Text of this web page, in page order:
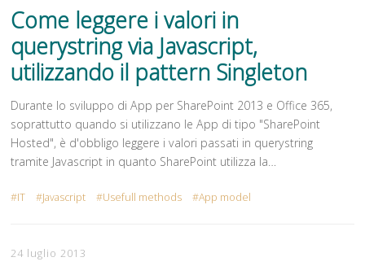
Come leggere i valori in
querystring via Javascript,
utilizzando il pattern Singleton
Durante lo sviluppo di App per SharePoint 2013 e Office 365,
soprattutto quando si utilizzano le App di tipo "SharePoint
Hosted", è d'obbligo leggere i valori passati in querystring
tramite Javascript in quanto SharePoint utilizza la…
IT Javascript Usefull methods App model
24 luglio 2013